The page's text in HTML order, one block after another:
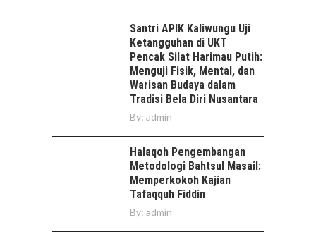
Santri APIK Kaliwungu Uji
Ketangguhan di UKT
Pencak Silat Harimau Putih:
Menguji Fisik, Mental, dan
Warisan Budaya dalam
Tradisi Bela Diri Nusantara
By: admin
Halaqoh Pengembangan
Metodologi Bahtsul Masail:
Memperkokoh Kajian
Tafaqquh Fiddin
By: admin